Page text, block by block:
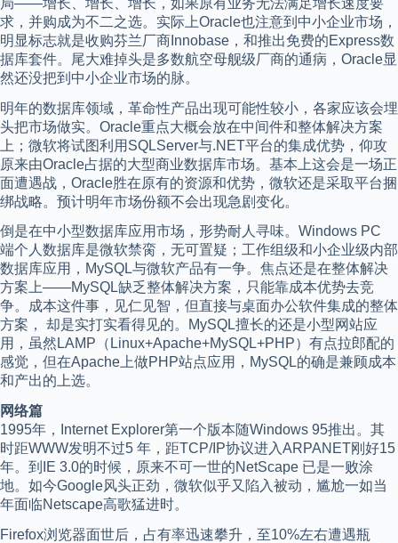
求，并购成为不二之选。实际上Oracle也注意到中小企业市场，
明显标志就是收购芬兰厂商Innobase，和推出免费的Express数
据库套件。尾大难掉头是多数航空母舰级厂商的通病，Oracle显
然还没把到中小企业市场的脉。
明年的数据库领域，革命性产品出现可能性较小，各家应该会埋
头把市场做实。Oracle重点大概会放在中间件和整体解决方案
上；微软将试图利用SQLServer与.NET平台的集成优势，仰攻
原来由Oracle占据的大型商业数据库市场。基本上这会是一场正
面遭遇战，Oracle胜在原有的资源和优势，微软还是采取平台捆
绑战略。预计明年市场份额不会出现急剧变化。
倒是在中小型数据库应用市场，形势耐人寻味。Windows PC
端个人数据库是微软禁脔，无可置疑；工作组级和小企业级内部
数据库应用，MySQL与微软产品有一争。焦点还是在整体解决
方案上——MySQL缺乏整体解决方案，只能靠成本优势去竞
争。成本这件事，见仁见智，但直接与桌面办公软件集成的整体
方案， 却是实打实看得见的。MySQL擅长的还是小型网站应
用，虽然LAMP（Linux+Apache+MySQL+PHP）有点拉郎配的
感觉，但在Apache上做PHP站点应用，MySQL的确是兼顾成本
和产出的上选。
网络篇
1995年，Internet Explorer第一个版本随Windows 95推出。其
时距WWW发明不过5 年，距TCP/IP协议进入ARPANET刚好15
年。到IE 3.0的时候，原来不可一世的NetScape 已是一败涂
地。如今Google风头正劲，微软似乎又陷入被动，尴尬一如当
年面临Netscape高歌猛进时。
Firefox浏览器面世后，占有率迅速攀升，至10%左右遭遇瓶